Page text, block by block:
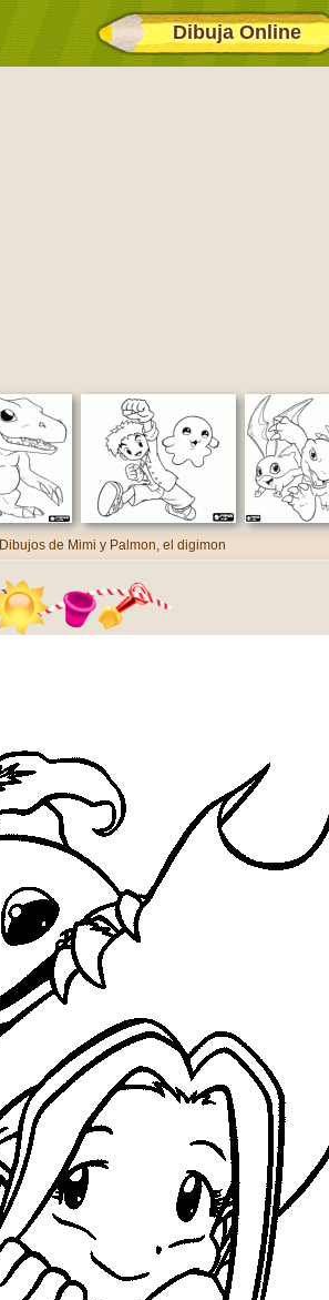
Dibuja Online
Dibujos de Mimi y Palmon, el digimon